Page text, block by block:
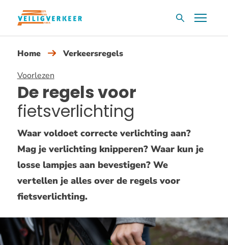
Overslaan
inhoud
ZoekvakMenu
Home
Verkeersregels
Voorlezen
De regels voor
fietsverlichting
Waar voldoet correcte verlichting aan?
Mag je verlichting knipperen? Waar kun je
losse lampjes aan bevestigen? We
vertellen je alles over de regels voor
fietsverlichting.